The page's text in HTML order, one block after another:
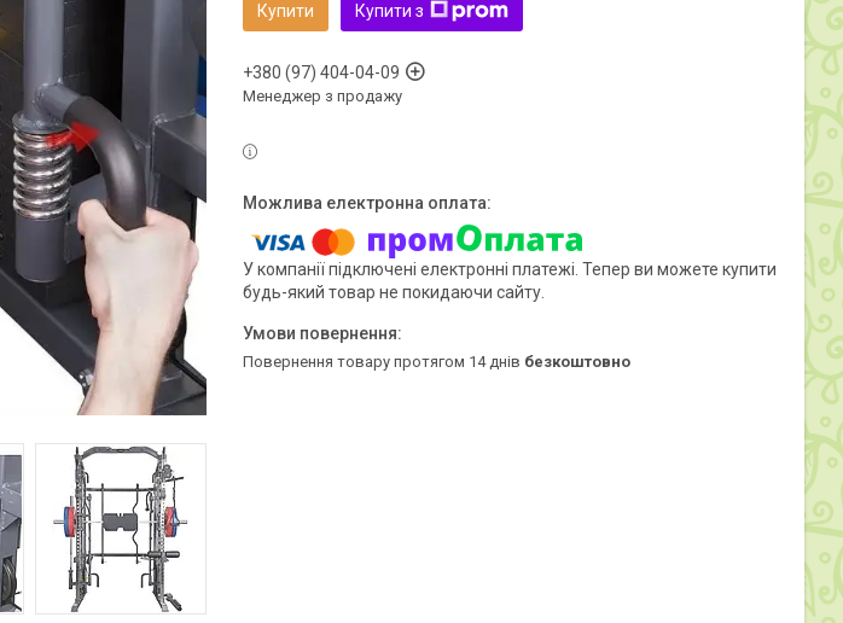
Купити Купити з
+380 (97) 404-04-09
Менеджер з продажу
У компанії підключені електронні платежі. Тепер ви можете купити
будь-який товар не покидаючи сайту.
повернення товару протягом 14 днів безкоштовно